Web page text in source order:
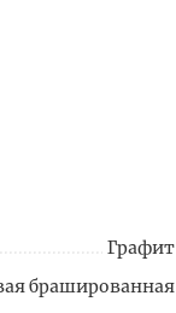
Графит
брашированная